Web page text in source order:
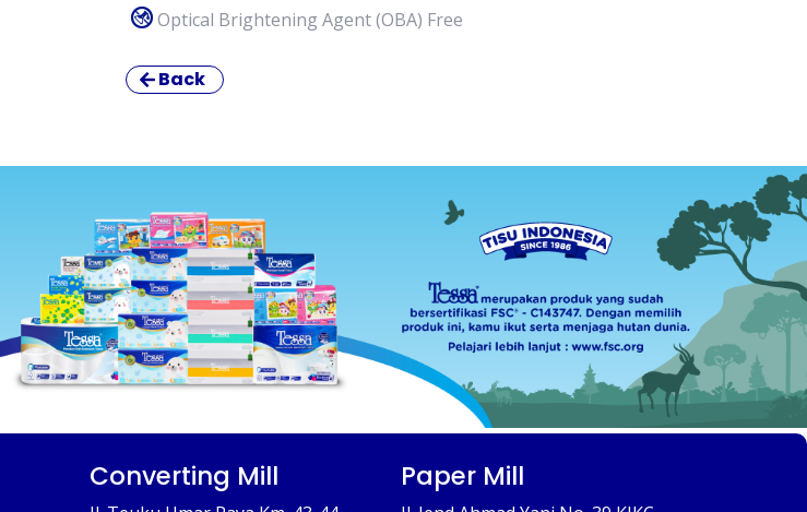
Optical Brightening Agent (OBA) Free
Back
Converting Mill Paper Mill